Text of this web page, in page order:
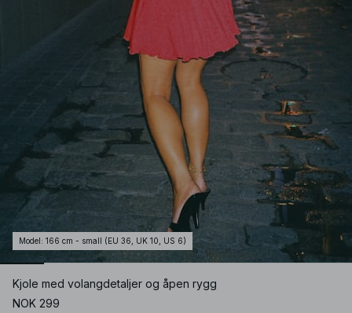
Model : 166 cm - small (EU 36, UK 10, US 6)
Kjole med volangdetaljer og åpen rygg
NOK 299